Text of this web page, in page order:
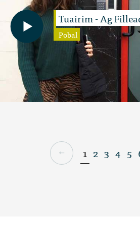
Tuairim - Ag
Pobal
1 2 3 4 5